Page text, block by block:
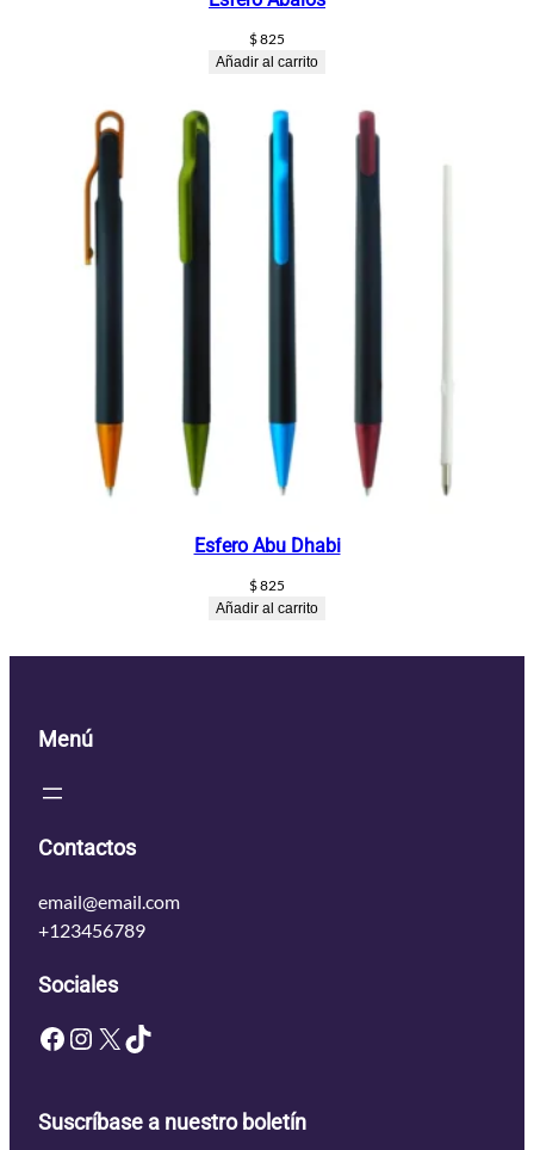
$825
Añadir al carrito
Esfero Abu Dhabi
$825
Añadir al carrito
Menú
Contactos
email@email.com
+123456789
Sociales
Facebook Instagram X TikTok
Suscríbase a nuestro boletín